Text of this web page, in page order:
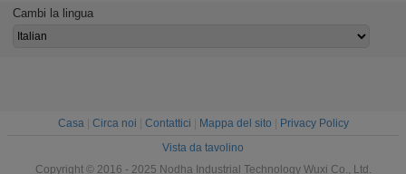
una garanzia di
Cambi la lingua
Casa| Circa noi Contattici Mappa del sito
Privacy Policy
Vista da tavolino
Copyright © 2016 - 2025 Nodha Industrial Technology Wuxi Co., Ltd.